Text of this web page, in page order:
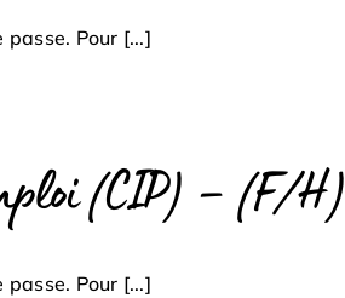
Pour [...]
(CIP) – (F/H)
Pour [...]